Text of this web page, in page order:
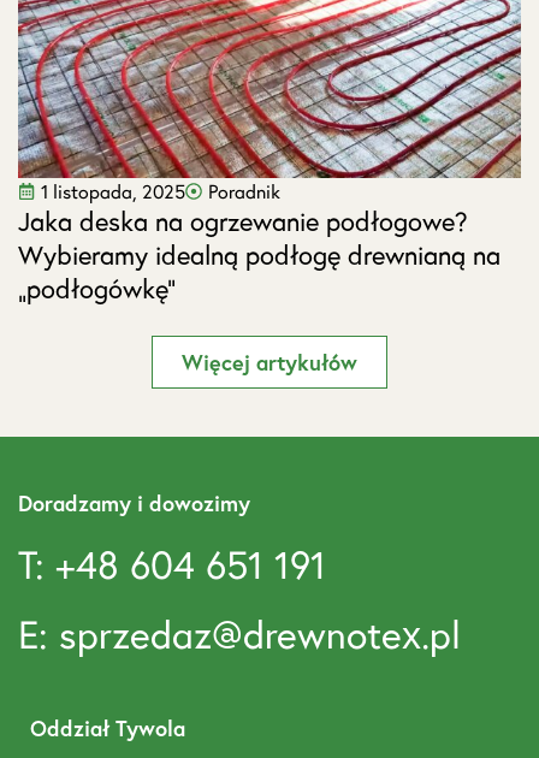
1 listopada, 2025 Poradnik
Jaka deska na ogrzewanie podłogowe?
Wybieramy idealną podłogę drewnianą na
„podłogówkę”
Więcej artykułów
Doradzamy i dowozimy
T: +48 604 651 191
E: sprzedaz@drewnotex.pl
Oddział Tywola